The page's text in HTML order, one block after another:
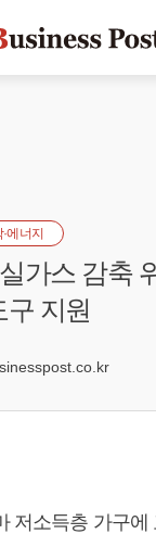
에너지
가스 감축
구 지원
저소득층 가구에